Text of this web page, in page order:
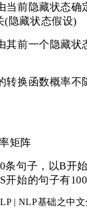
当前隐藏状态确
(隐藏状态假设)
其前一个隐藏状
转换函数概率不
矩阵
条句子，以B开
开始的句子有